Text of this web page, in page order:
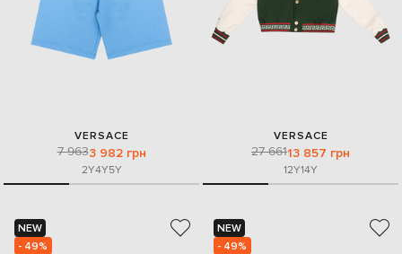
VERSACE
7 9633 982 грн
2Y4Y5Y
VERSACE
27 66113 857 грн
12Y14Y
NEW
- 49%
NEW
- 49%